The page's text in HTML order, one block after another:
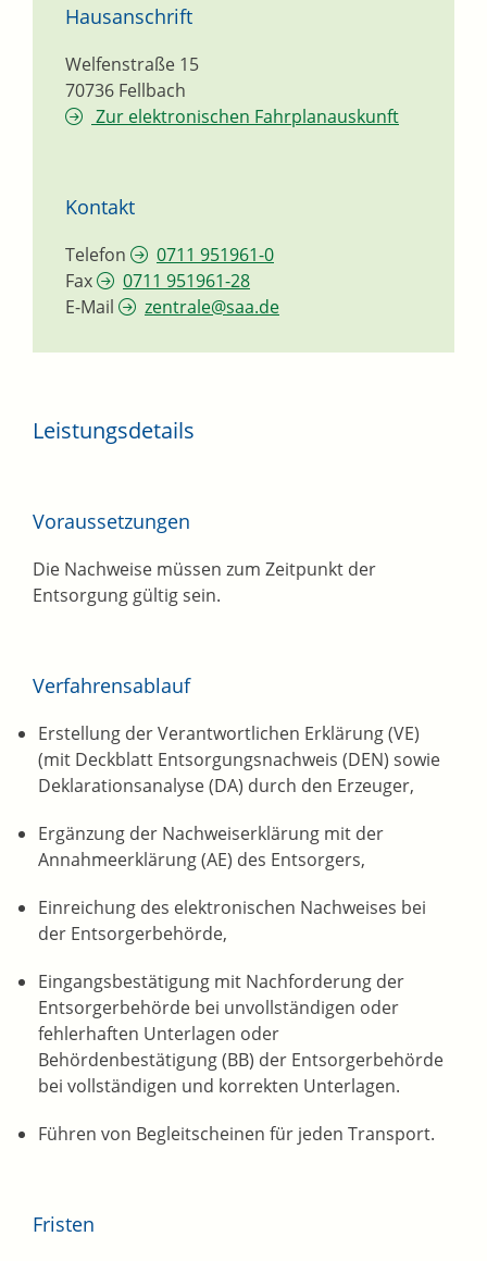
Hausanschrift
Welfenstraße 15
70736 Fellbach
Zur elektronischen Fahrplanauskunft
Kontakt
Telefon
0711 951961-0
Fax
0711 951961-28
E-Mail
zentrale@saa.de
Leistungsdetails
Voraussetzungen
Die Nachweise müssen zum Zeitpunkt der
Entsorgung gültig sein.
Verfahrensablauf
Erstellung der Verantwortlichen Erklärung (VE)
(mit Deckblatt Entsorgungsnachweis (DEN) sowie
Deklarationsanalyse (DA) durch den Erzeuger,
Ergänzung der Nachweiserklärung mit der
Annahmeerklärung (AE) des Entsorgers,
Einreichung des elektronischen Nachweises bei
der Entsorgerbehörde,
Eingangsbestätigung mit Nachforderung der
Entsorgerbehörde bei unvollständigen oder
fehlerhaften Unterlagen oder
Behördenbestätigung (BB) der Entsorgerbehörde
bei vollständigen und korrekten Unterlagen.
Führen von Begleitscheinen für jeden Transport.
Fristen